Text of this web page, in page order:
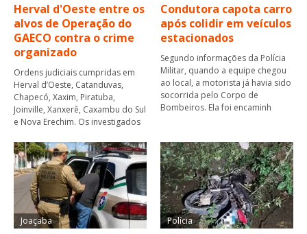
Herval d'Oeste entre os
alvos de Operação do
GAECO contra o crime
organizado
Ordens judiciais cumpridas em
Herval d’Oeste, Catanduvas,
Chapecó, Xaxim, Piratuba,
Joinville, Xanxerê, Caxambu do Sul
e Nova Erechim. Os investigados
Condutora capota carro
após colidir em veículos
estacionados
Segundo informações da Polícia
Militar, quando a equipe chegou
ao local, a motorista já havia sido
socorrida pelo Corpo de
Bombeiros. Ela foi encaminh
Joaçaba Polícia